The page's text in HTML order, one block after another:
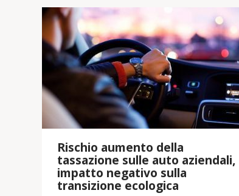
Rischio aumento della
tassazione sulle auto aziendali,
impatto negativo sulla
transizione ecologica